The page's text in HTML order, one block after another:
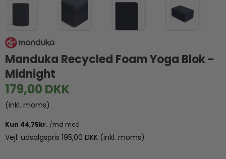
Manduka Recycled Foam Yoga Blok -
Midnight
179,00 DKK
(inkl. moms)
Vejl. udsalgspris 195,00 DKK (inkl. moms)